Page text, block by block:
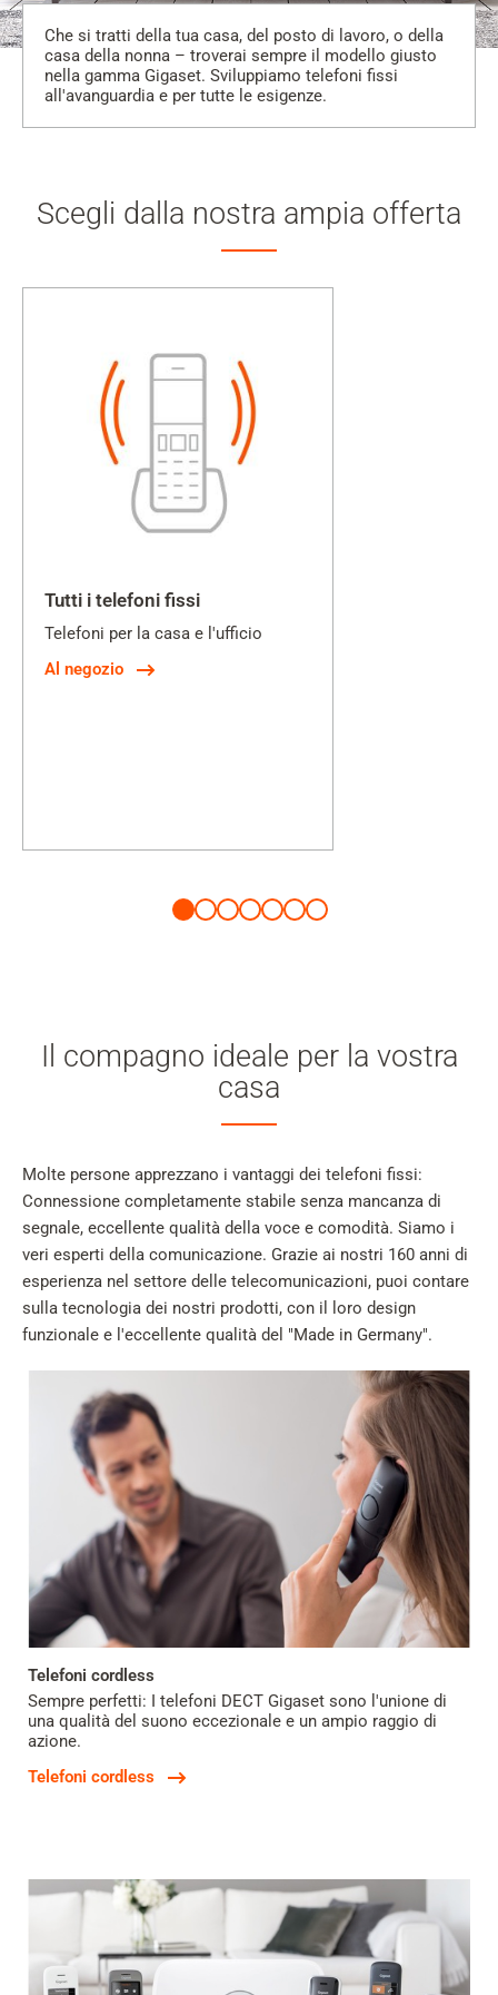
Che si tratti della tua casa, del posto di lavoro, o della
casa della nonna – troverai sempre il modello giusto
nella gamma Gigaset. Sviluppiamo telefoni fissi
all'avanguardia e per tutte le esigenze.
Scegli dalla nostra ampia offerta
Tutti i telefoni fissi
Telefoni per la casa e l'ufficio
Al negozio
Il compagno ideale per la vostra
casa
Molte persone apprezzano i vantaggi dei telefoni fissi:
Connessione completamente stabile senza mancanza di
segnale, eccellente qualità della voce e comodità. Siamo i
veri esperti della comunicazione. Grazie ai nostri 160 anni di
esperienza nel settore delle telecomunicazioni, puoi contare
sulla tecnologia dei nostri prodotti, con il loro design
funzionale e l'eccellente qualità del "Made in Germany".
Telefoni cordless
Sempre perfetti: I telefoni DECT Gigaset sono l'unione di
una qualità del suono eccezionale e un ampio raggio di
azione.
Telefoni cordless